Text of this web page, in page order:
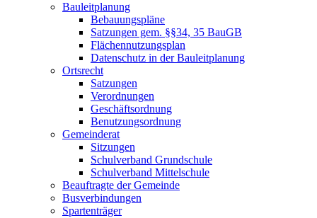
Bauleitplanung
Bebauungspläne
Satzungen gem. §§34, 35 BauGB
Flächennutzungsplan
Datenschutz in der Bauleitplanung
Ortsrecht
Satzungen
Verordnungen
Geschäftsordnung
Benutzungsordnung
Gemeinderat
Sitzungen
Schulverband Grundschule
Schulverband Mittelschule
Beauftragte der Gemeinde
Busverbindungen
Spartenträger